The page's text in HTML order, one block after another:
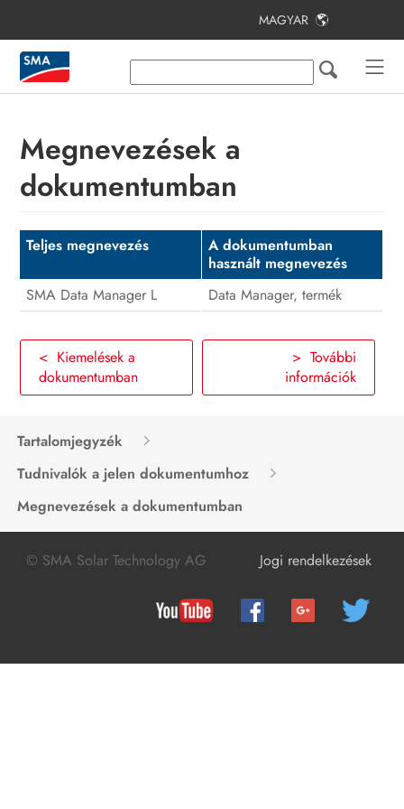
MAGYAR
Megnevezések a
dokumentumban
Teljes megnevezés
A dokumentumban
használt megnevezés
SMA Data Manager L
Data Manager, termék
< Kiemelések a
dokumentumban
> További
információk
Tartalomjegyzék
Tudnivalók a jelen dokumentumhoz
Megnevezések a dokumentumban
© SMA Solar Technology AG Jogi rendelkezések
Tartalomjegyzék
Tudnivalók a jelen dokumentumhoz
A csomag tartalma
Termékáttekintés
Felszerelés
Csatlakoztatás
Üzembe helyezés
Kezelés
Hibakeresés
A termék üzemen kívül helyezése
Műszaki adatok
Tartozékok
Megfelelőségi információ